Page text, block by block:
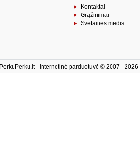
Kontaktai
Grąžinimai
Svetainės medis
PerkuPerku.lt - Internetinė parduotuvė © 2007 -